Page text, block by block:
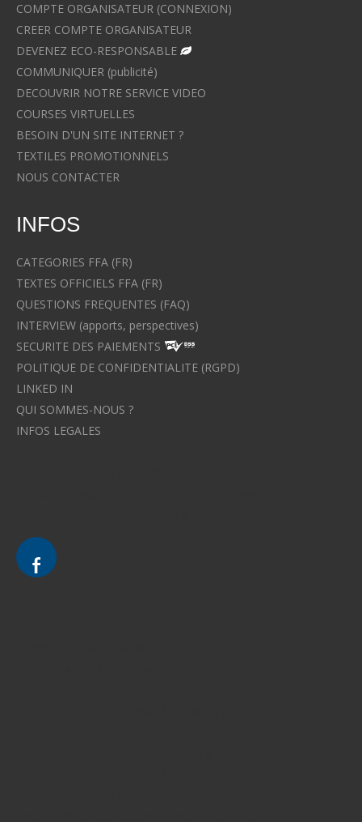
COMPTE ORGANISATEUR (CONNEXION)
CREER COMPTE ORGANISATEUR
DEVENEZ ECO-RESPONSABLE
COMMUNIQUER (publicité)
DECOUVRIR NOTRE SERVICE VIDEO
COURSES VIRTUELLES
BESOIN D'UN SITE INTERNET ?
TEXTILES PROMOTIONNELS
NOUS CONTACTER
INFOS
CATEGORIES FFA (FR)
TEXTES OFFICIELS FFA (FR)
QUESTIONS FREQUENTES (FAQ)
INTERVIEW (apports, perspectives)
SECURITE DES PAIEMENTS
POLITIQUE DE CONFIDENTIALITE (RGPD)
LINKED IN
QUI SOMMES-NOUS ?
INFOS LEGALES